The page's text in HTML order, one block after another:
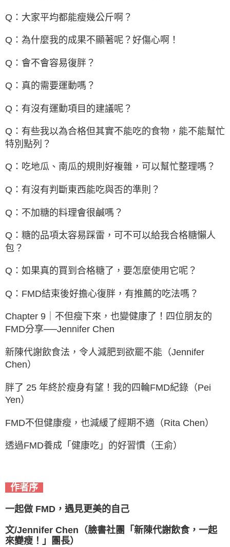
Q：大家平均都能瘦幾公斤啊？
Q：為什麼我的成果不顯著呢？好傷心啊！
Q：會不會容易復胖？
Q：真的需要運動嗎？
Q：有沒有運動項目的建議呢？
Q：有些我以為合格但其實不能吃的食物，能不能幫忙
特別點列？
Q：吃地瓜、南瓜的規則好複雜，可以幫忙整理嗎？
Q：有沒有判斷東西能吃與否的準則？
Q：不加糖的料理會很鹹嗎？
Q：糖的品項太容易踩雷，可不可以給我合格糖懶人
包？
Q：如果真的買到合格糖了，要怎麼使用它呢？
Q：FMD結束後好擔心復胖，有推薦的吃法嗎？
Chapter 9｜不但瘦下來，也變健康了！四位朋友的
FMD分享──Jennifer Chen
新陳代謝飲食法，令人減肥到欲罷不能（Jennifer
Chen）
胖了 25 年終於瘦身有望！我的四輪FMD紀錄（Pei
Yen）
FMD不但健康瘦，也減緩了經期不適（Rita Chen）
透過FMD養成「健康吃」的好習慣（王俞）
作者序
一起做 FMD，遇見更美的自己
文/Jennifer Chen（臉書社團「新陳代謝飲食，一起
來變瘦！」團長）